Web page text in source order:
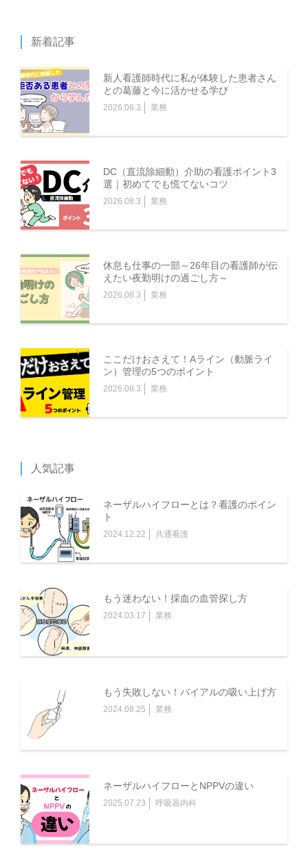
新着記事
新人看護師時代に私が体験した患者さん
との葛藤と今に活かせる学び
2026.08.3 業務
DC（直流除細動）介助の看護ポイント3
選｜初めてでも慌てないコツ
2026.08.3 業務
休息も仕事の一部～26年目の看護師が伝
えたい夜勤明けの過ごし方～
2026.08.3 業務
ここだけおさえて！Aライン（動脈ライ
ン）管理の5つのポイント
2026.08.3 業務
人気記事
ネーザルハイフローとは？看護のポイン
ト
2024.12.22 共通看護
もう迷わない！採血の血管探し方
2024.03.17 業務
もう失敗しない！バイアルの吸い上げ方
2024.08.25 業務
ネーザルハイフローとNPPVの違い
2025.07.23 呼吸器内科